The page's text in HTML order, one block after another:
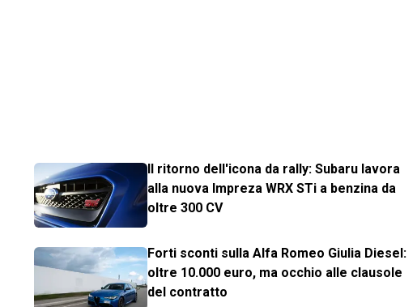
Il ritorno dell'icona da rally: Subaru lavora
alla nuova Impreza WRX STi a benzina da
oltre 300 CV
Forti sconti sulla Alfa Romeo Giulia Diesel:
oltre 10.000 euro, ma occhio alle clausole
del contratto